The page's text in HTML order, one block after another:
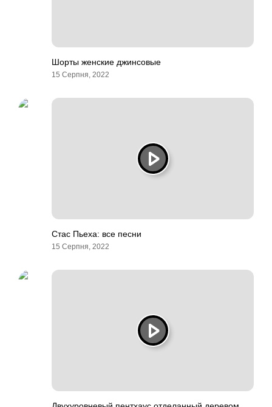
Шорты женские джинсовые
15 Серпня, 2022
Стас Пьеха: все песни
15 Серпня, 2022